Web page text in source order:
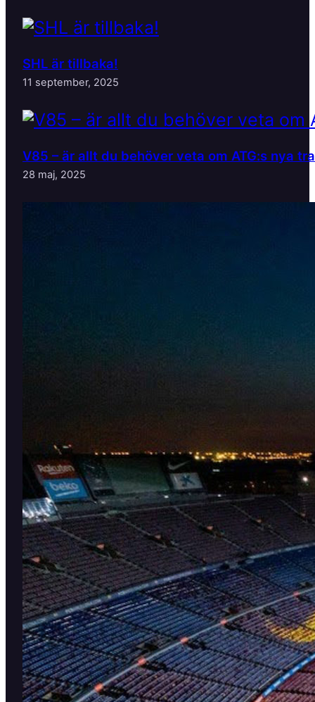
SHL är tillbaka!
11 september, 2025
V85 – är allt du behöver veta om ATG:s nya
28 maj, 2025